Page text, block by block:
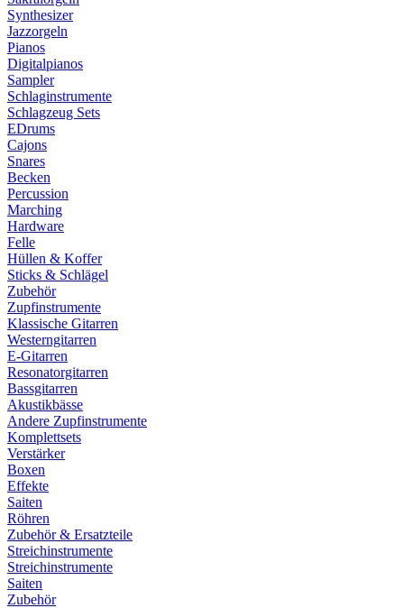
Synthesizer
Jazzorgeln
Pianos
Digitalpianos
Sampler
Schlaginstrumente
Schlagzeug Sets
EDrums
Cajons
Snares
Becken
Percussion
Marching
Hardware
Felle
Hüllen & Koffer
Sticks & Schlägel
Zubehör
Zupfinstrumente
Klassische Gitarren
Westerngitarren
E-Gitarren
Resonatorgitarren
Bassgitarren
Akustikbässe
Andere Zupfinstrumente
Komplettsets
Verstärker
Boxen
Effekte
Saiten
Röhren
Zubehör & Ersatzteile
Streichinstrumente
Streichinstrumente
Saiten
Zubehör